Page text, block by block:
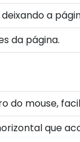
a
da página.
do mouse,
que